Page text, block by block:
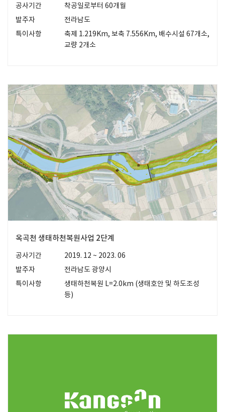
공사기간
착공일로부터 60개월
발주자
전라남도
특이사항
축제 1.219Km, 보축 7.556Km, 배수시설 67개소,
교량 2개소
옥곡천 생태하천복원사업 2단계
공사기간
2019. 12 ~ 2023. 06
발주자
전라남도 광양시
특이사항
생태하천복원 L=2.0km (생태호안 및 하도조성
등)